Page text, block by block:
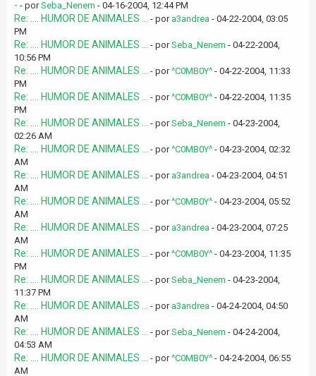
- - porSeba_Nenem - 04-16-2004, 12:44 PM
Re: .... HUMOR DE ANIMALES ... - por a3andrea - 04-22-2004, 03:05
PM
Re: .... HUMOR DE ANIMALES ... - porSeba_Nenem - 04-22-2004,
10:56 PM
Re: .... HUMOR DE ANIMALES ... - por^C0MB0Y^ - 04-22-2004, 11:33
PM
Re: .... HUMOR DE ANIMALES ... - por^C0MB0Y^ - 04-22-2004, 11:35
PM
Re: .... HUMOR DE ANIMALES ... - porSeba_Nenem - 04-23-2004,
02:26 AM
Re: .... HUMOR DE ANIMALES ... - por^C0MB0Y^ - 04-23-2004, 02:32
AM
Re: .... HUMOR DE ANIMALES ... - por a3andrea - 04-23-2004, 04:51
AM
Re: .... HUMOR DE ANIMALES ... - por^C0MB0Y^ - 04-23-2004, 05:52
AM
Re: .... HUMOR DE ANIMALES ... - por a3andrea - 04-23-2004, 07:25
AM
Re: .... HUMOR DE ANIMALES ... - por^C0MB0Y^ - 04-23-2004, 11:35
PM
Re: .... HUMOR DE ANIMALES ... - porSeba_Nenem - 04-23-2004,
11:37 PM
Re: .... HUMOR DE ANIMALES ... - por a3andrea - 04-24-2004, 04:50
AM
Re: .... HUMOR DE ANIMALES ... - porSeba_Nenem - 04-24-2004,
04:53 AM
Re: .... HUMOR DE ANIMALES ... - por^C0MB0Y^ - 04-24-2004, 06:55
AM